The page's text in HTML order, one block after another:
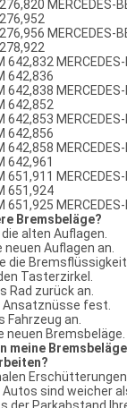
MERCEDES-
MERCEDES-
642,832
642,836
642,838
642,852
642,853
642,856
642,858
642,961
651,911
651,924
651,925
Bremsbeläge?
alten Auflagen.
neuen Auflagen an.
die
Tasterzirkel.
Rad zurück an.
Ansatznüsse fest.
Fahrzeug an.
neuen Bremsbeläge.
meine
Autos sind weicher